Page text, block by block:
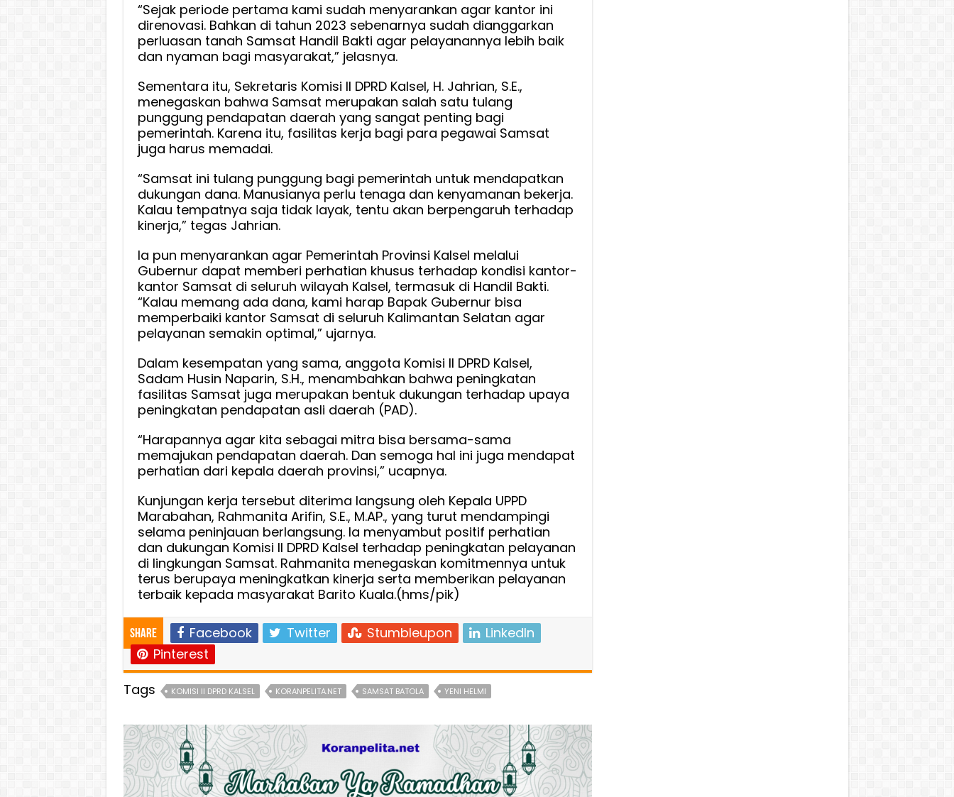
“Sejak periode pertama kami sudah menyarankan agar kantor ini
direnovasi. Bahkan di tahun 2023 sebenarnya sudah dianggarkan
perluasan tanah Samsat Handil Bakti agar pelayanannya lebih baik
dan nyaman bagi masyarakat,” jelasnya.
Sementara itu, Sekretaris Komisi II DPRD Kalsel, H. Jahrian, S.E.,
menegaskan bahwa Samsat merupakan salah satu tulang
punggung pendapatan daerah yang sangat penting bagi
pemerintah. Karena itu, fasilitas kerja bagi para pegawai Samsat
juga harus memadai.
“Samsat ini tulang punggung bagi pemerintah untuk mendapatkan
dukungan dana. Manusianya perlu tenaga dan kenyamanan bekerja.
Kalau tempatnya saja tidak layak, tentu akan berpengaruh terhadap
kinerja,” tegas Jahrian.
Ia pun menyarankan agar Pemerintah Provinsi Kalsel melalui
Gubernur dapat memberi perhatian khusus terhadap kondisi kantor-
kantor Samsat di seluruh wilayah Kalsel, termasuk di Handil Bakti.
“Kalau memang ada dana, kami harap Bapak Gubernur bisa
memperbaiki kantor Samsat di seluruh Kalimantan Selatan agar
pelayanan semakin optimal,” ujarnya.
Dalam kesempatan yang sama, anggota Komisi II DPRD Kalsel,
Sadam Husin Naparin, S.H., menambahkan bahwa peningkatan
fasilitas Samsat juga merupakan bentuk dukungan terhadap upaya
peningkatan pendapatan asli daerah (PAD).
“Harapannya agar kita sebagai mitra bisa bersama-sama
memajukan pendapatan daerah. Dan semoga hal ini juga mendapat
perhatian dari kepala daerah provinsi,” ucapnya.
Kunjungan kerja tersebut diterima langsung oleh Kepala UPPD
Marabahan, Rahmanita Arifin, S.E., M.AP., yang turut mendampingi
selama peninjauan berlangsung. Ia menyambut positif perhatian
dan dukungan Komisi II DPRD Kalsel terhadap peningkatan pelayanan
di lingkungan Samsat. Rahmanita menegaskan komitmennya untuk
terus berupaya meningkatkan kinerja serta memberikan pelayanan
terbaik kepada masyarakat Barito Kuala.(hms/pik)
Share Facebook Twitter Stumbleupon
LinkedIn
Pinterest
Tags
KOMISI II DPRD KALSEL KORANPELITA.NET SAMSAT BATOLA YENI HELMI